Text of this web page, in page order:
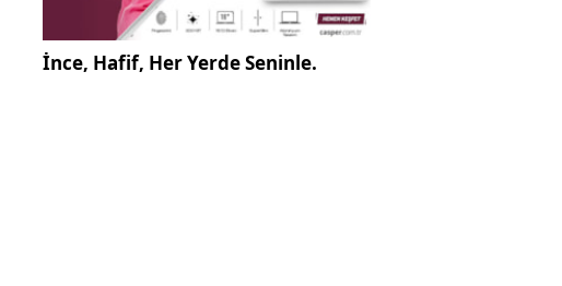
İnce, Hafif, Her Yerde Seninle.